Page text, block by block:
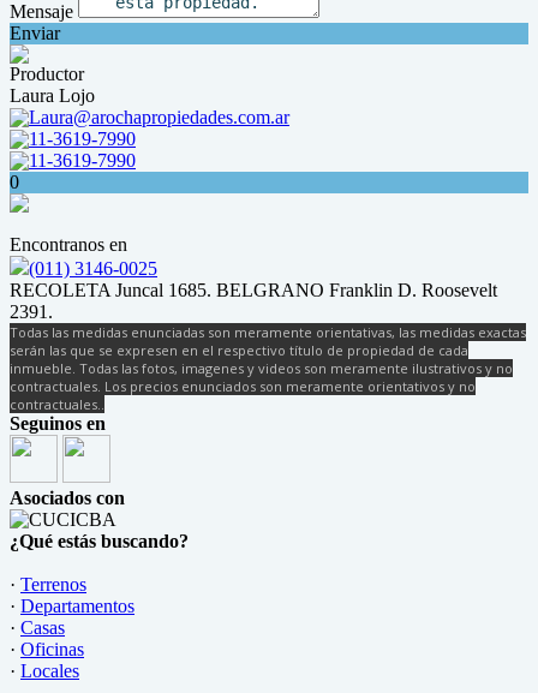
Mensaje
Enviar
Productor
Laura Lojo
Laura@arochapropiedades.com.ar
11-3619-7990
11-3619-7990
0
Encontranos en
(011) 3146-0025
RECOLETA Juncal 1685. BELGRANO Franklin D. Roosevelt
2391.
Todas las medidas enunciadas son meramente orientativas, las medidas exactas
serán las que se expresen en el respectivo título de propiedad de cada
inmueble. Todas las fotos, imagenes y videos son meramente ilustrativos y no
contractuales. Los precios enunciados son meramente orientativos y no
contractuales..
Seguinos en
Asociados con
¿Qué estás buscando?
· Terrenos
· Departamentos
· Casas
· Oficinas
· Locales